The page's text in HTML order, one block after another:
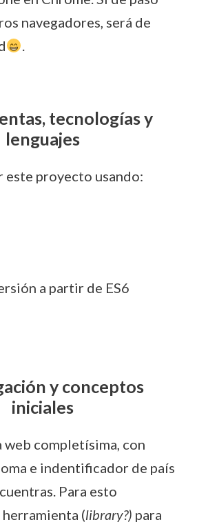
navegadores, será de
.
tecnologías y
lenguajes
este proyecto usando:
a partir de ES6
y conceptos
iniciales
web completísima, con
e indentificador de país
Para esto
(library?) para